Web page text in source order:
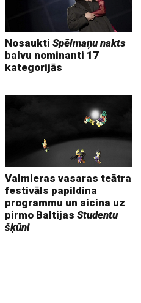
NosauktiSpēlmaņu nakts
balvu nominanti 17
kategorijās
Valmieras vasaras teātra
festivāls papildina
programmu un aicina uz
pirmo BaltijasStudentu
šķūni